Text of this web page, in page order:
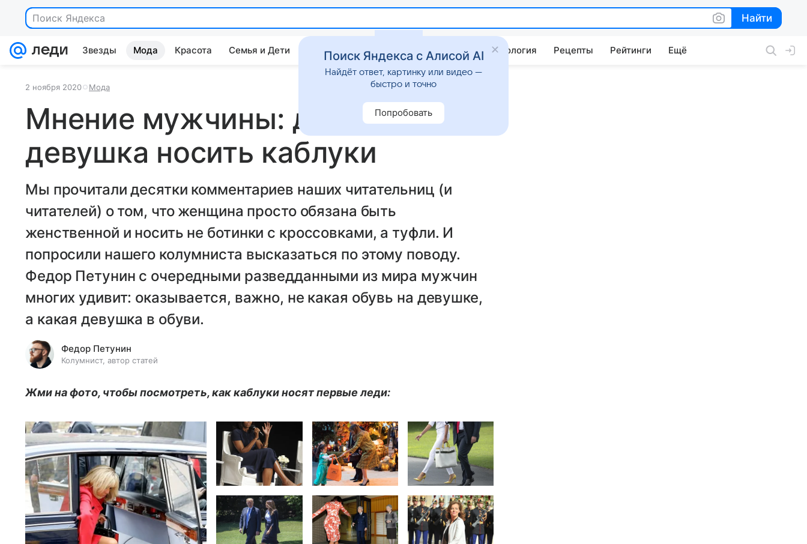
Поиск Яндекса Найти
Найти
Звезды Мода Красота Семья и Дети Дом Гороскопы Стиль жизни Психология Рецепты Рейтинги Ещё
2 ноября 2020 Мода
Мнение мужчины: должна ли
девушка носить каблуки
Мы прочитали десятки комментариев наших читательниц (и
читателей) о том, что женщина просто обязана быть
женственной и носить не ботинки с кроссовками, а туфли. И
попросили нашего колумниста высказаться по этому поводу.
Федор Петунин с очередными разведданными из мира мужчин
многих удивит: оказывается, важно, не какая обувь на девушке,
а какая девушка в обуви.
Федор Петунин
Колумнист, автор статей
Жми на фото, чтобы посмотреть, как каблуки носят первые леди:
Поиск Яндекса с Алисой AI
Найдёт ответ, картинку или видео —
быстро и точно
Попробовать